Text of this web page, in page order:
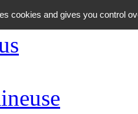
cookies and gives you control